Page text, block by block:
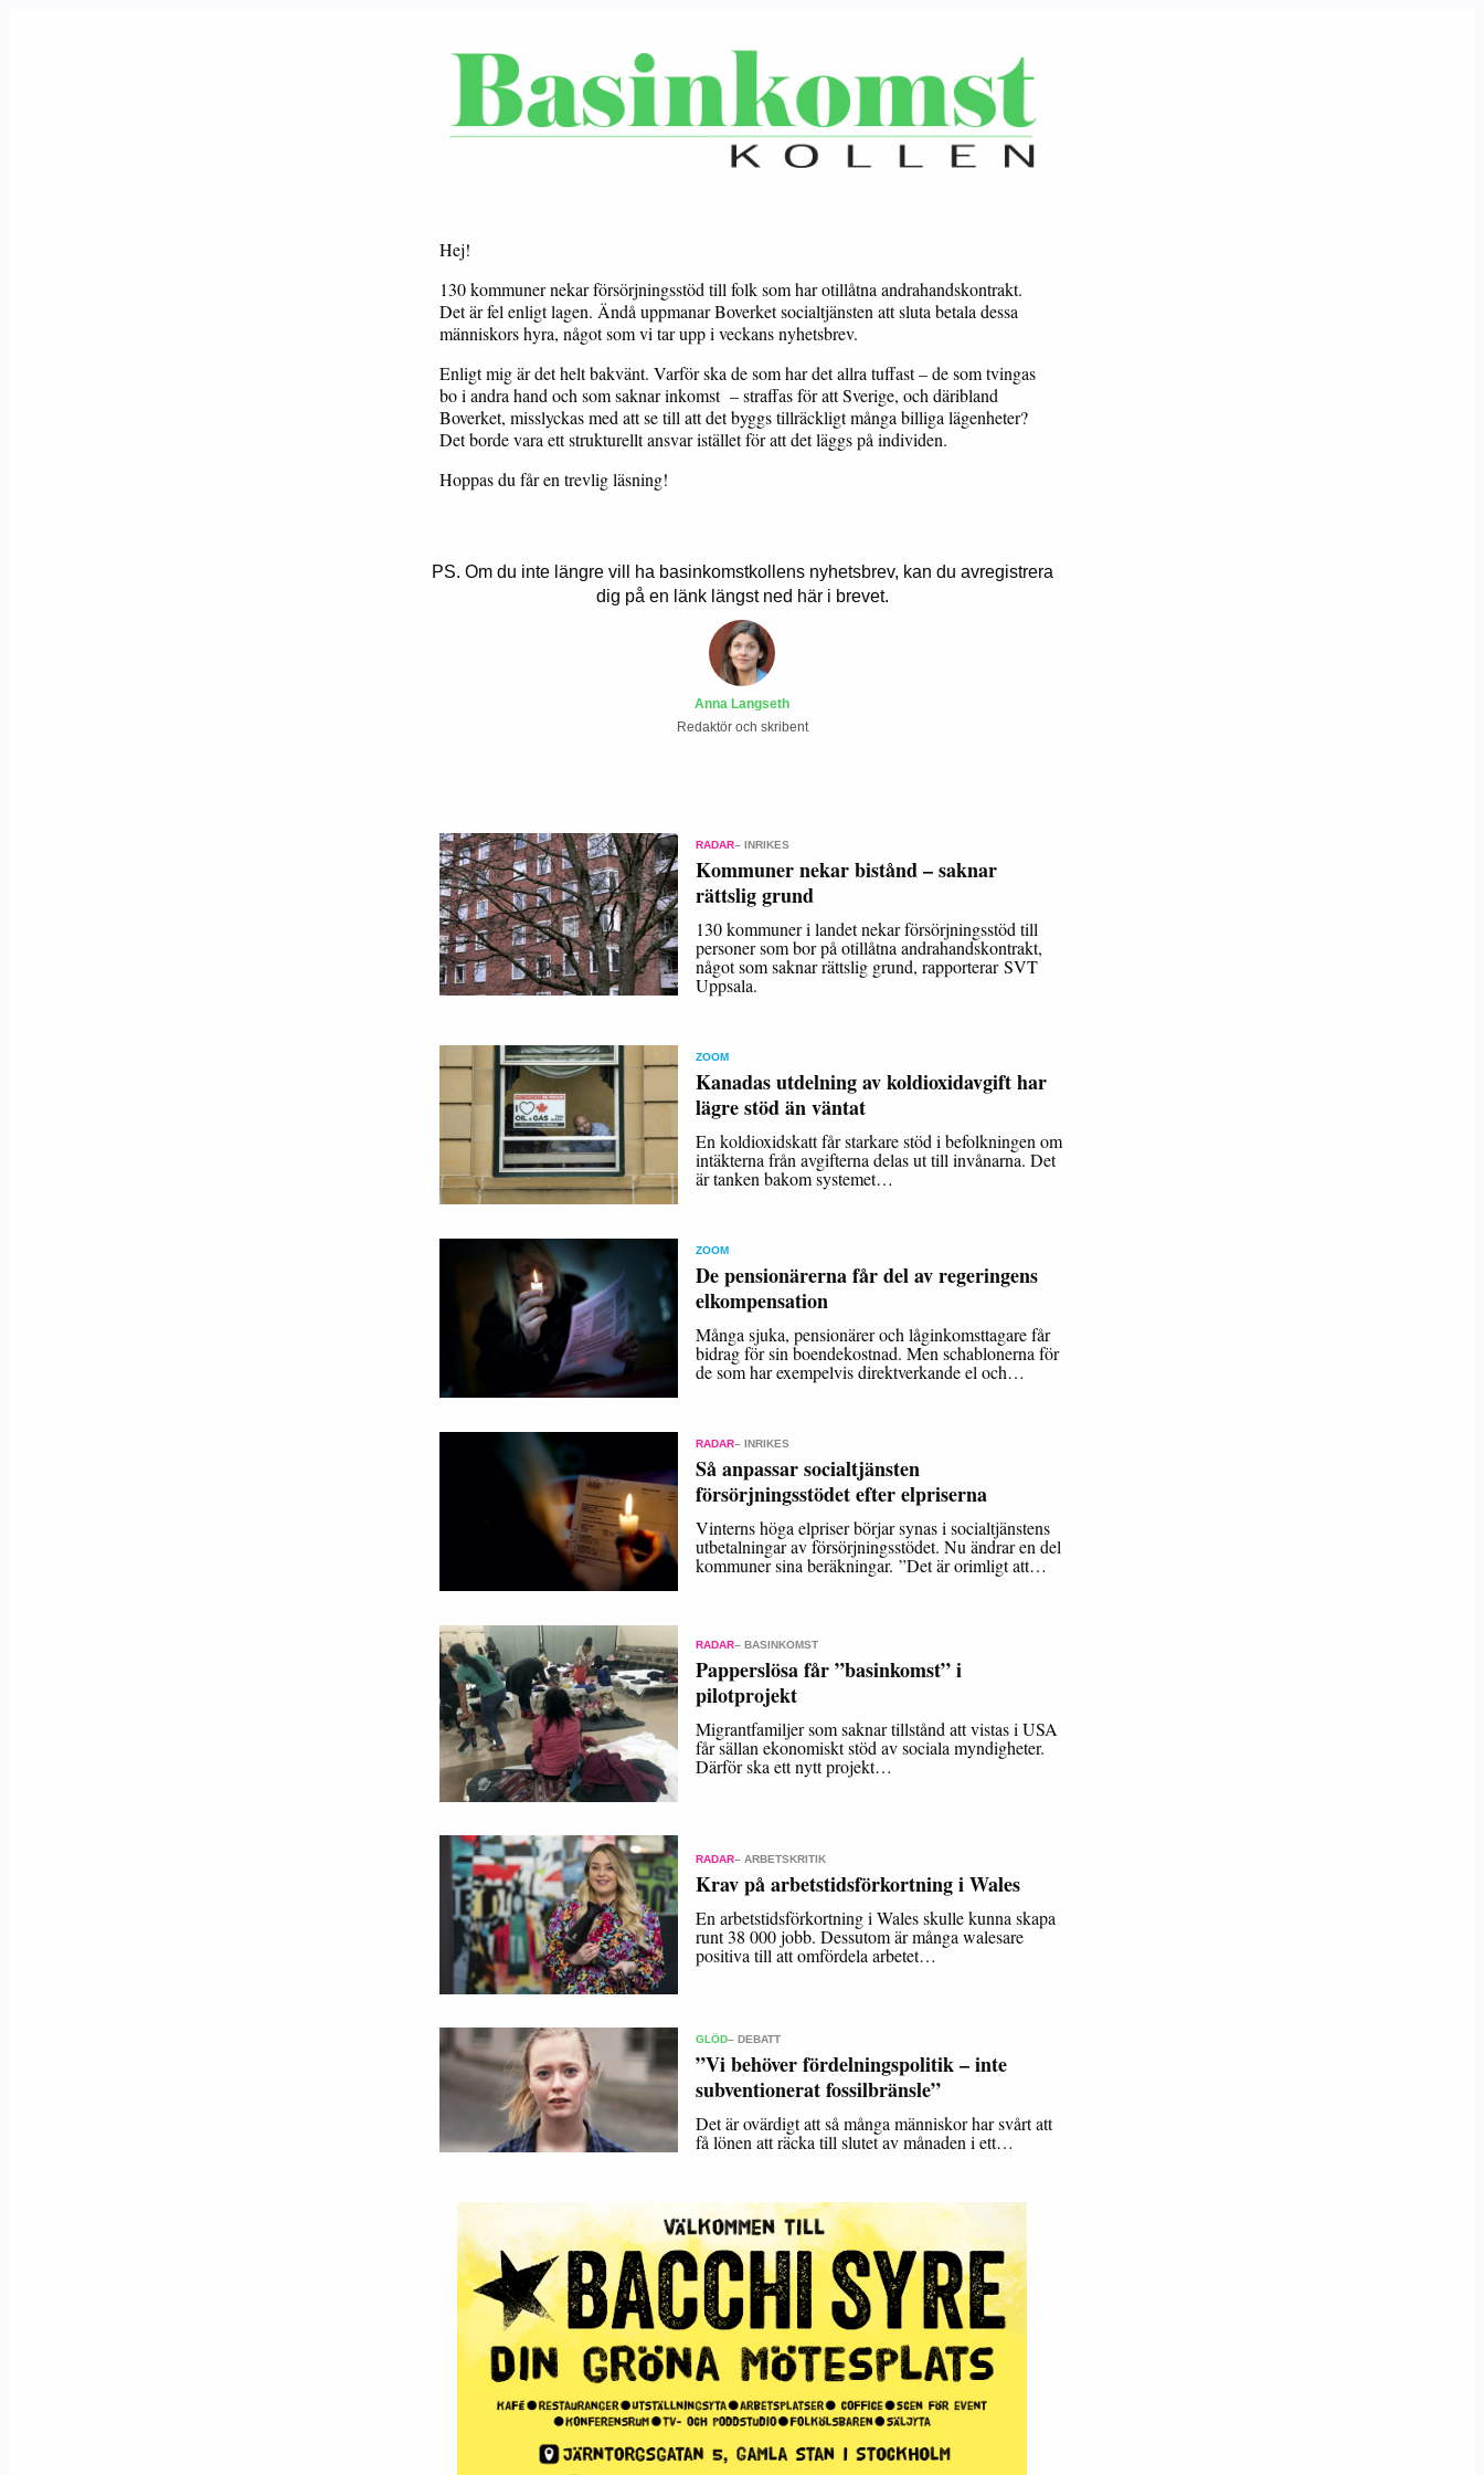
Hej!
130 kommuner nekar försörjningsstöd till folk som har otillåtna andrahandskontrakt.
Det är fel enligt lagen. Ändå uppmanar Boverket socialtjänsten att sluta betala dessa
människors hyra, något som vi tar upp i veckans nyhetsbrev.
Enligt mig är det helt bakvänt. Varför ska de som har det allra tuffast – de som tvingas
bo i andra hand och som saknar inkomst – straffas för att Sverige, och däribland
Boverket, misslyckas med att se till att det byggs tillräckligt många billiga lägenheter?
Det borde vara ett strukturellt ansvar istället för att det läggs på individen.
Hoppas du får en trevlig läsning!
PS. Om du inte längre vill ha basinkomstkollens nyhetsbrev, kan du avregistrera
dig på en länk längst ned här i brevet.
Anna Langseth
Redaktör och skribent
RADAR– INRIKES
Kommuner nekar bistånd – saknar
rättslig grund
130 kommuner i landet nekar försörjningsstöd till
personer som bor på otillåtna andrahandskontrakt,
något som saknar rättslig grund, rapporterar SVT
Uppsala.
ZOOM
Kanadas utdelning av koldioxidavgift har
lägre stöd än väntat
En koldioxidskatt får starkare stöd i befolkningen om
intäkterna från avgifterna delas ut till invånarna. Det
är tanken bakom systemet…
ZOOM
De pensionärerna får del av regeringens
elkompensation
Många sjuka, pensionärer och låginkomsttagare får
bidrag för sin boendekostnad. Men schablonerna för
de som har exempelvis direktverkande el och…
RADAR– INRIKES
Så anpassar socialtjänsten
försörjningsstödet efter elpriserna
Vinterns höga elpriser börjar synas i socialtjänstens
utbetalningar av försörjningsstödet. Nu ändrar en del
kommuner sina beräkningar. ”Det är orimligt att…
RADAR– BASINKOMST
Papperslösa får ”basinkomst” i
pilotprojekt
Migrantfamiljer som saknar tillstånd att vistas i USA
får sällan ekonomiskt stöd av sociala myndigheter.
Därför ska ett nytt projekt…
RADAR– ARBETSKRITIK
Krav på arbetstidsförkortning i Wales
En arbetstidsförkortning i Wales skulle kunna skapa
runt 38 000 jobb. Dessutom är många walesare
positiva till att omfördela arbetet…
GLÖD– DEBATT
”Vi behöver fördelningspolitik – inte
subventionerat fossilbränsle”
Det är ovärdigt att så många människor har svårt att
få lönen att räcka till slutet av månaden i ett…